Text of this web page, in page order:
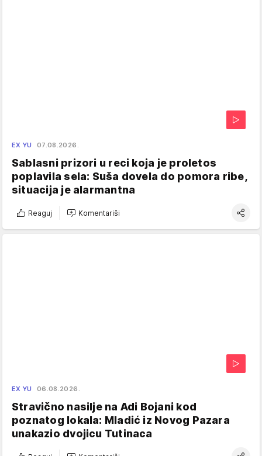
EX YU 07.08.2026.
Sablasni prizori u reci koja je proletos
poplavila sela: Suša dovela do pomora ribe,
situacija je alarmantna
Reaguj Komentariši
EX YU 06.08.2026.
Stravično nasilje na Adi Bojani kod
poznatog lokala: Mladić iz Novog Pazara
unakazio dvojicu Tutinaca